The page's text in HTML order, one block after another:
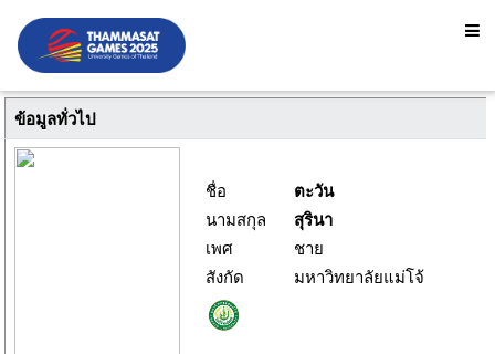
ข้อมูลทั่วไป
ชื่อ
ตะวัน
นามสกุล
สุรินา
เพศ
ชาย
สังกัด
มหาวิทยาลัยแม่โจ้